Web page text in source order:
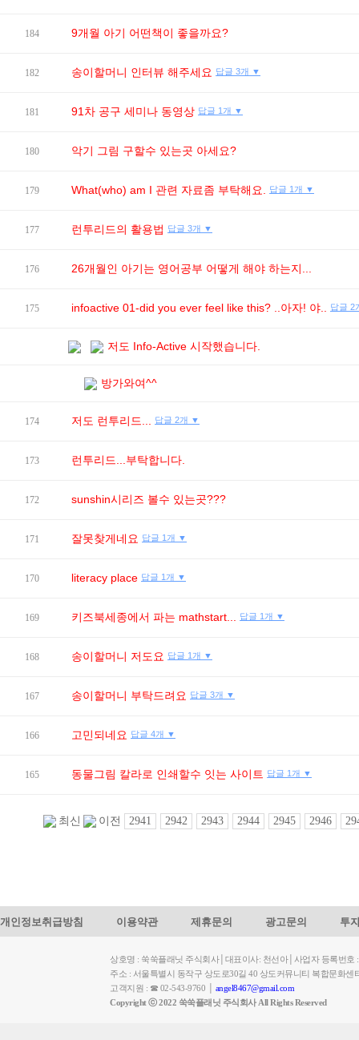
184 9개월 아기 어떤책이 좋을까요?
182 송이할머니 인터뷰 해주세요 답글 3개 ▼
181 91차 공구 세미나 동영상 답글 1개 ▼
180 악기 그림 구할수 있는곳 아세요?
179 What(who) am I 관련 자료좀 부탁해요. 답글 1개 ▼
177 런투리드의 활용법 답글 3개 ▼
176 26개월인 아기는 영어공부 어떻게 해야 하는지...
175 infoactive 01-did you ever feel like this? ..아자! 야.. 답글
저도 Info-Active 시작했습니다.
방가와여^^
174 저도 런투리드... 답글 2개 ▼
173 런투리드...부탁합니다.
172 sunshin시리즈 볼수 있는곳???
171 잘못찾게네요 답글 1개 ▼
170 literacy place 답글 1개 ▼
169 키즈북세종에서 파는 mathstart... 답글 1개 ▼
168 송이할머니 저도요 답글 1개 ▼
167 송이할머니 부탁드려요 답글 3개 ▼
166 고민되네요 답글 4개 ▼
165 동물그림 칼라로 인쇄할수 잇는 사이트 답글 1개 ▼
최신 이전 2941 2942 2943 2944 2945 2946
개인정보취급방침 이용약관 제휴문의 광고문의 투
상호명 : 쑥쑥플래닛 주식회사│대표이사: 천선아│사업자 등록번호
주소 : 서울특별시 동작구 상도로30길 40 상도커뮤니티 복합문화
고객지원 : ☎ 02-543-9760 │ angel8467@gmail.com
Copyright ⓒ 2022 쑥쑥플래닛 주식회사 All Rights Reserved